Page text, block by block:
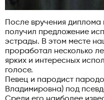
После вручения
получил предложение
эстрады. В этом месте
проработал несколько
ярких и интересных
голосе.
Певец и пародист
Владимировна) под